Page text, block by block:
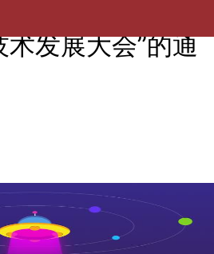
发展大会”的通